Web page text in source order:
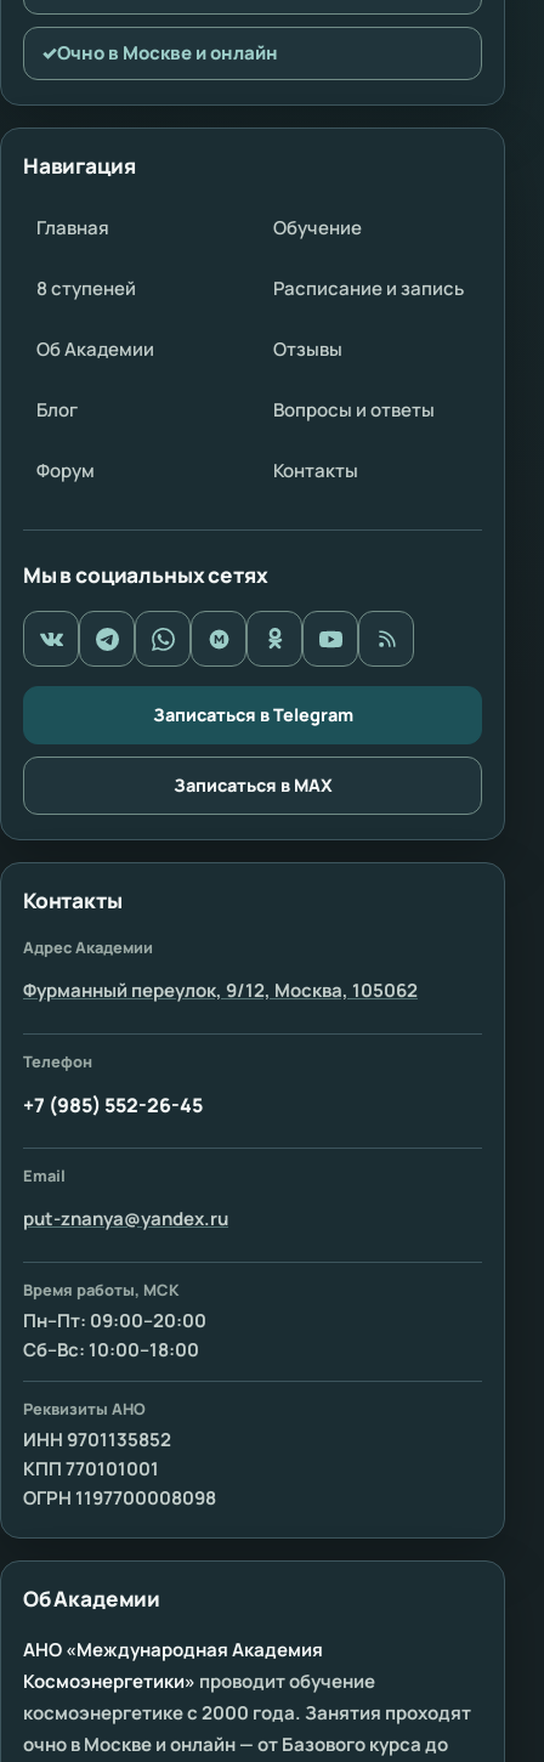
✓Очно в Москве и онлайн
Навигация
Главная Обучение
8 ступеней Расписание и запись
Об Академии Отзывы
Блог Вопросы и ответы
Форум Контакты
Мы в социальных сетях
Записаться в Telegram
Записаться в MAX
Контакты
Адрес Академии
Фурманный переулок, 9/12, Москва, 105062
Телефон
+7 (985) 552-26-45
Email
put-znanya@yandex.ru
Время работы, МСК
Пн–Пт: 09:00–20:00
Сб–Вс: 10:00–18:00
Реквизиты АНО
ИНН 9701135852
КПП 770101001
ОГРН 1197700008098
Об Академии
АНО «Международная Академия
Космоэнергетики» проводит обучение
космоэнергетике с 2000 года. Занятия проходят
очно в Москве и онлайн — от Базового курса до